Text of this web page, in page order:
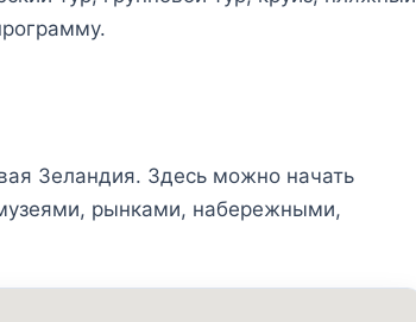
Зеландия. Здесь можно начать
музеями, рынками, набережными,